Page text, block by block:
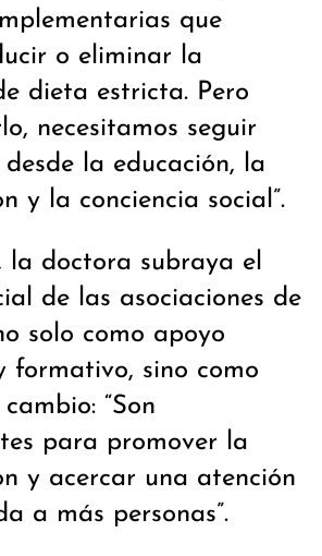
que
o eliminar la
dieta estricta. Pero
necesitamos seguir
la educación, la
y la conciencia social”.
la doctora subraya el
de las asociaciones de
solo como apoyo
formativo, sino como
“Son
para promover la
y acercar una atención
a más personas”.